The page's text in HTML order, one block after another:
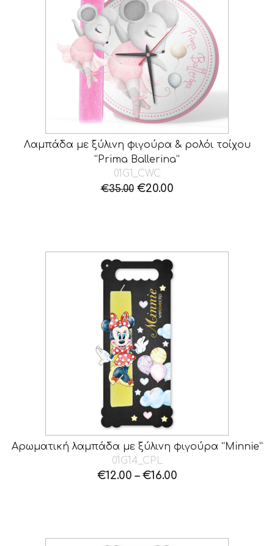
Λαμπάδα με ξύλινη φιγούρα & ρολόι τοίχου
“Prima Ballerina”
01G1_CWC
€35.00 Original
€20.00Η
Αρωματική λαμπάδα με ξύλινη φιγούρα “Minnie”
01G14_CPL
€12.00 – €16.00